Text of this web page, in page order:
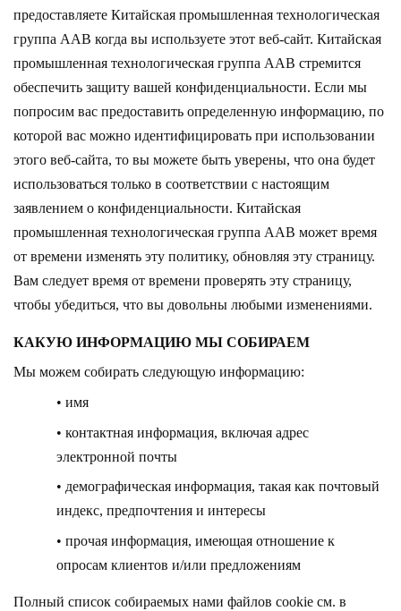
предоставляете Китайская промышленная технологическая
группа AAB когда вы используете этот веб-сайт. Китайская
промышленная технологическая группа AAB стремится
обеспечить защиту вашей конфиденциальности. Если мы
попросим вас предоставить определенную информацию, по
которой вас можно идентифицировать при использовании
этого веб-сайта, то вы можете быть уверены, что она будет
использоваться только в соответствии с настоящим
заявлением о конфиденциальности. Китайская
промышленная технологическая группа AAB может время
от времени изменять эту политику, обновляя эту страницу.
Вам следует время от времени проверять эту страницу,
чтобы убедиться, что вы довольны любыми изменениями.
КАКУЮ ИНФОРМАЦИЮ МЫ СОБИРАЕМ
Мы можем собирать следующую информацию:
• имя
• контактная информация, включая адрес
электронной почты
• демографическая информация, такая как почтовый
индекс, предпочтения и интересы
• прочая информация, имеющая отношение к
опросам клиентов и/или предложениям
Полный список собираемых нами файлов cookie см. в